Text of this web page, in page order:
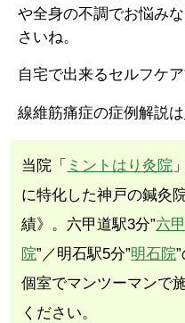
や全身の不調でお悩み
さいね。
自宅で出来るセルフケ
線維筋痛症の症例解説は
当院「 ミントはり灸院
に特化した神戸の鍼灸
績》。六甲道駅3分”六
院”／明石駅5分”明石院
個室でマンツーマンで
ください。